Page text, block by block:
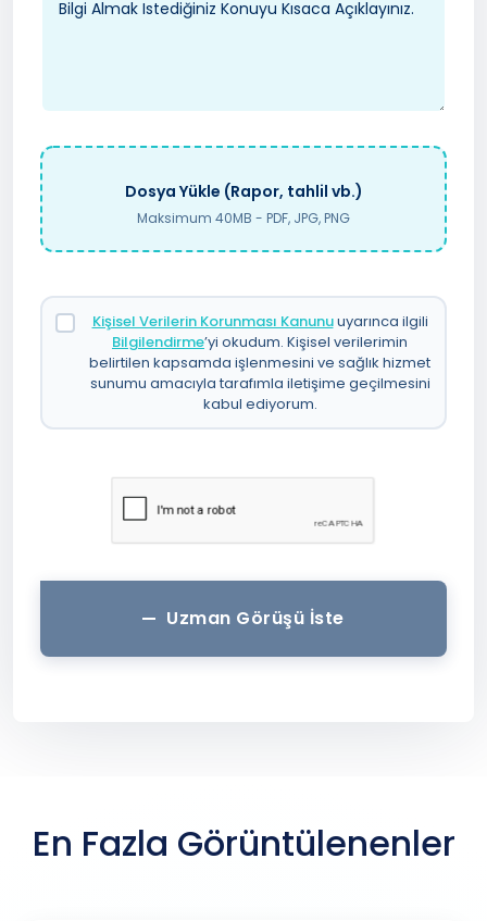
Dosya Yükle (Rapor, tahlil vb.)
Maksimum 40MB - PDF, JPG, PNG
Kişisel Verilerin Korunması Kanunuuyarınca ilgili
Bilgilendirme’yi okudum. Kişisel verilerimin
belirtilen kapsamda işlenmesini ve sağlık hizmet
sunumu amacıyla tarafımla iletişime geçilmesini
kabul ediyorum.
Uzman Görüşü İste
En Fazla Görüntülenenler